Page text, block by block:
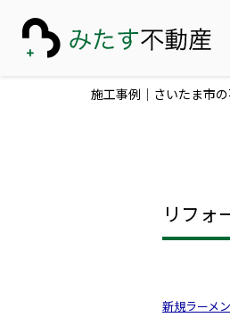
施工事例｜さいたま市
リフォ
新規ラーメ